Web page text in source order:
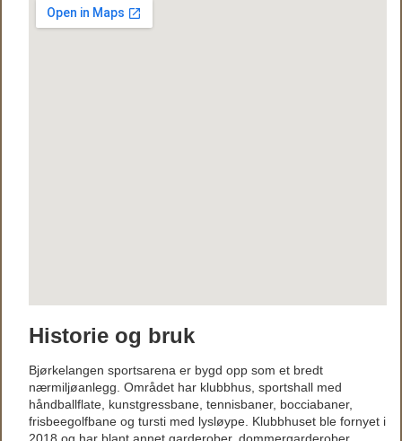
Historie og bruk
Bjørkelangen sportsarena er bygd opp som et bredt
nærmiljøanlegg. Området har klubbhus, sportshall med
håndballflate, kunstgressbane, tennisbaner, bocciabaner,
frisbeegolfbane og tursti med lysløype. Klubbhuset ble fornyet i